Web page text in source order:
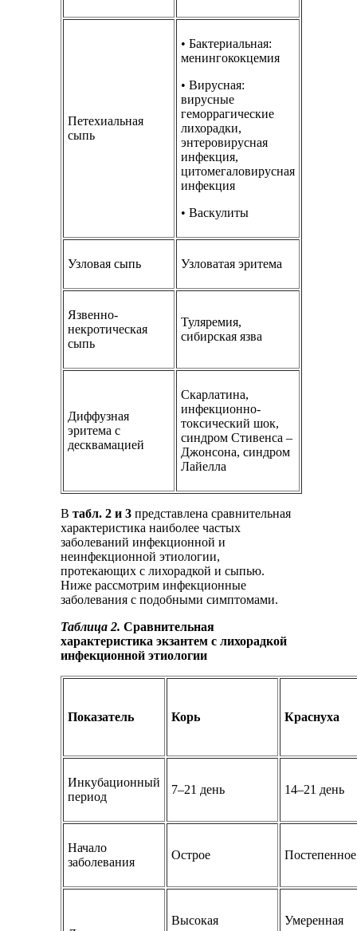
Петехиальная
сыпь
• Бактериальная:
менингококцемия
• Вирусная:
вирусные
геморрагические
лихорадки,
энтеровирусная
инфекция,
цитомегаловирусная
инфекция
• Васкулиты
Узловая сыпь Узловатая эритема
Язвенно-
некротическая
сыпь
Туляремия,
сибирская язва
Диффузная
эритема с
десквамацией
Скарлатина,
инфекционно-
токсический шок,
синдром Стивенса –
Джонсона, синдром
Лайелла
Втабл. 2 и 3 представлена сравнительная
характеристика наиболее частых
заболеваний инфекционной и
неинфекционной этиологии,
протекающих с лихорадкой и сыпью.
Ниже рассмотрим инфекционные
заболевания с подобными симптомами.
Таблица 2. Сравнительная
характеристика экзантем с лихорадкой
инфекционной этиологии
Показатель Корь Краснуха
Инкубационный
период
7–21 день 14–21 день
Начало
заболевания
Острое Постепенное
Высокая Умеренная